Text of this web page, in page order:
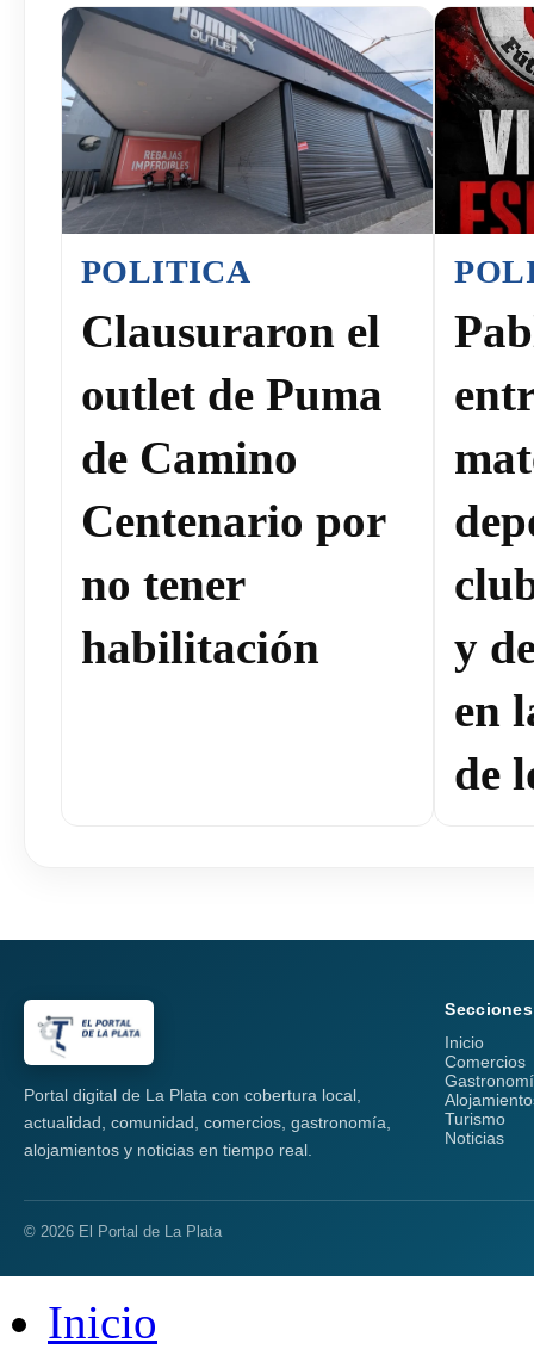
POLITICA
Clausuraron el
outlet de Puma
de Camino
Centenario por
no tener
habilitación
y
en
de
Portal digital de La Plata con cobertura local,
actualidad, comunidad, comercios, gastronomía,
alojamientos y noticias en tiempo real.
Secciones
Inicio
Comercios
Turismo
Noticias
© 2026 El Portal de La Plata
Inicio